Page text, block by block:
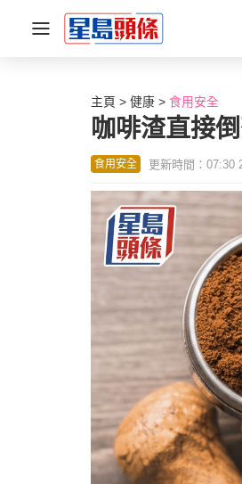
主頁 健康 食用安全
咖啡渣直接
食用安全 更新時間：07:30